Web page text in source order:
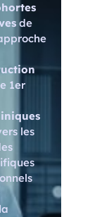
de
1er
les